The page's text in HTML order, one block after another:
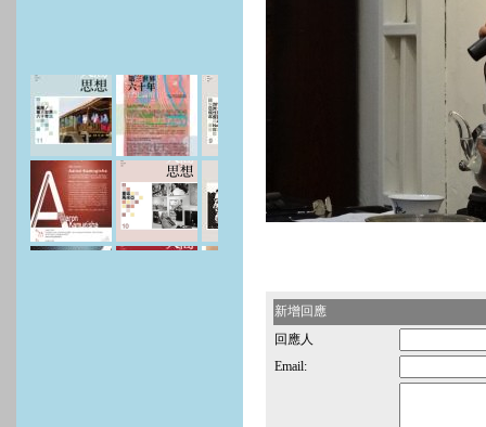
新增回應
回應人
Email: